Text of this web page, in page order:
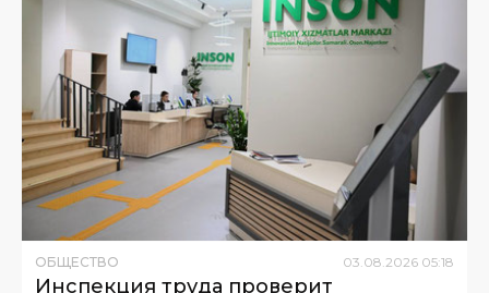
ОБЩЕСТВО 03 08 2026 05:18
Инспекция труда проверит